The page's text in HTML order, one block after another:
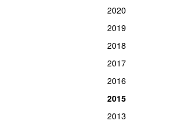
2020
2019
2018
2017
2016
2015
2013